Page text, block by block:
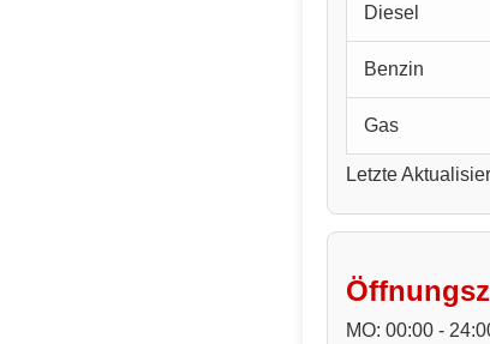
Diesel
Benzin
Gas
Letzte
MO: 00:00 -